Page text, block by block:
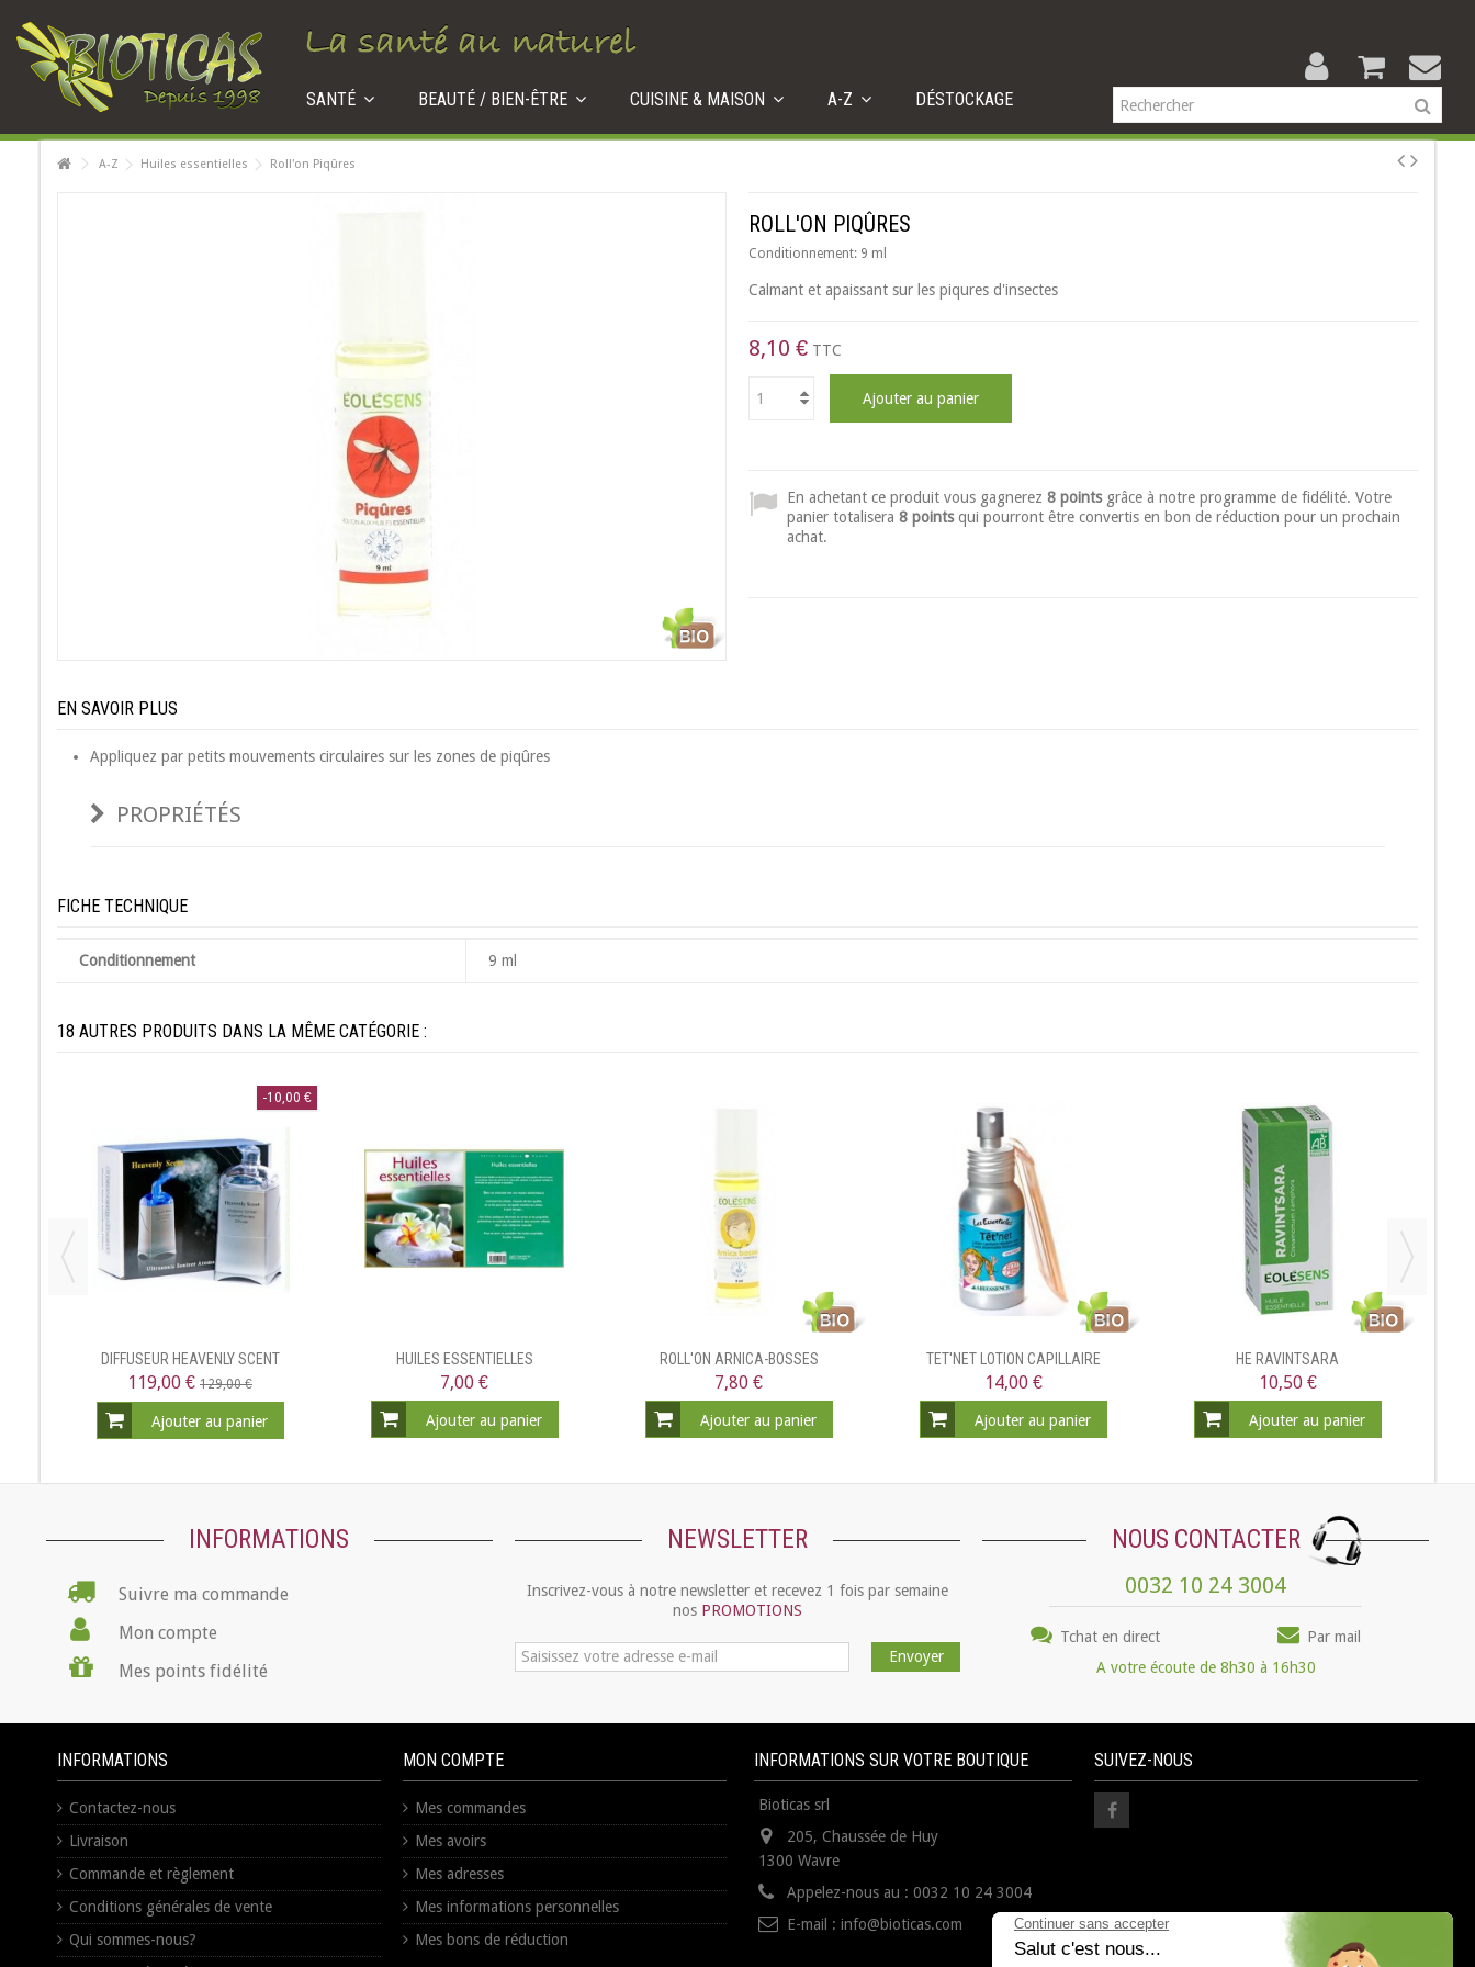
SANTÉ BEAUTÉ / BIEN-ÊTRE CUISINE & MAISON A-Z DÉSTOCKAGE
A-Z Huiles essentielles Roll'on Piqûres
ROLL'ON PIQÛRES
Conditionnement: 9 ml
Calmant et apaissant sur les piqures d'insectes
8,10 € TTC
Ajouter au panier
En achetant ce produit vous gagnerez 8 pointsgrâce à notre programme de fidélité. Votre
panier totalisera 8 pointsqui pourront être convertis en bon de réduction pour un prochain
achat.
EN SAVOIR PLUS
Appliquez par petits mouvements circulaires sur les zones de piqûres
PROPRIÉTÉS
FICHE TECHNIQUE
Conditionnement 9 ml
18 AUTRES PRODUITS DANS LA MÊME CATÉGORIE :
-10,00 €
DIFFUSEUR HEAVENLY SCENT
119,00 € 129,00 €
Ajouter au panier
HUILES ESSENTIELLES
7,00 €
Ajouter au panier
ROLL'ON ARNICA-BOSSES
7,80 €
Ajouter au panier
TET'NET LOTION CAPILLAIRE
14,00 €
Ajouter au panier
HE RAVINTSARA
10,50 €
Ajouter au panier
INFORMATIONS
Suivre ma commande
Mon compte
Mes points fidélité
NEWSLETTER
Inscrivez-vous à notre newsletter et recevez 1 fois par semaine
nos PROMOTIONS
Envoyer
NOUS CONTACTER
0032 10 24 3004
Tchat en direct
Par mail
A votre écoute de 8h30 à 16h30
INFORMATIONS
Contactez-nous
Livraison
Commande et règlement
Conditions générales de vente
Qui sommes-nous?
MON COMPTE
Mes commandes
Mes avoirs
Mes adresses
Mes informations personnelles
Mes bons de réduction
INFORMATIONS SUR VOTRE BOUTIQUE
Bioticas srl
205, Chaussée de Huy
1300 Wavre
Appelez-nous au : 0032 10 24 3004
E-mail : info@bioticas.com
SUIVEZ-NOUS